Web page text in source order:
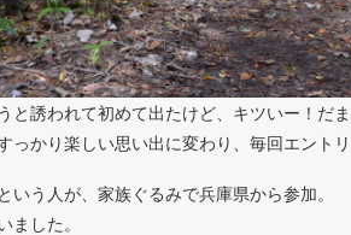
と誘われて初めて出たけど、キツいー！だ
っかり楽しい思い出に変わり、毎回エント
いう人が、家族ぐるみで兵庫県から参加。
ました。